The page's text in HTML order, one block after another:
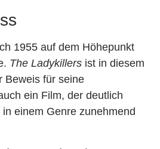
1955 auf dem Höhepunkt
The Ladykillers ist in diesem
Beweis für seine
ein Film, der deutlich
einem Genre zunehmend